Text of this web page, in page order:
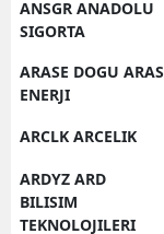
ANSGR ANADOLU
SIGORTA
ARASE DOGU ARAS
ENERJI
ARCLK ARCELIK
ARDYZ ARD
BILISIM
TEKNOLOJILERI